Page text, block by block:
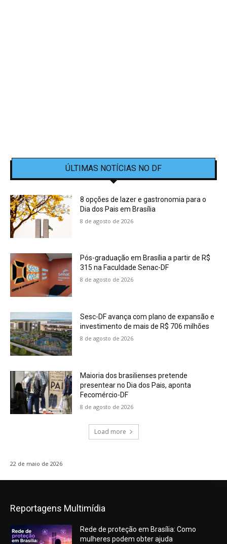
ÚLTIMAS NOTÍCIAS NO DF
8 opções de lazer e gastronomia para o
Dia dos Pais em Brasília
8 de agosto de 2026
Pós-graduação em Brasília a partir de R$
315 na Faculdade Senac-DF
8 de agosto de 2026
Sesc-DF avança com plano de expansão e
investimento de mais de R$ 706 milhões
8 de agosto de 2026
Maioria dos brasilienses pretende
presentear no Dia dos Pais, aponta
Fecomércio-DF
8 de agosto de 2026
Load more
22 de maio de 2026
Reportagens Multimídia
Rede de proteção em Brasília: Como
mulheres podem obter ajuda